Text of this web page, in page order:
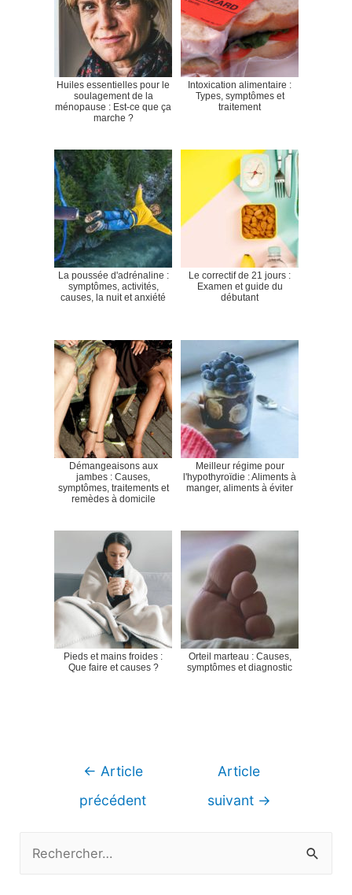
Huiles essentielles pour le
soulagement de la
ménopause : Est-ce que ça
marche ?
Intoxication alimentaire :
Types, symptômes et
traitement
La poussée d'adrénaline :
symptômes, activités,
causes, la nuit et anxiété
Le correctif de 21 jours :
Examen et guide du
débutant
Démangeaisons aux
jambes : Causes,
symptômes, traitements et
remèdes à domicile
Meilleur régime pour
l'hypothyroïdie : Aliments à
manger, aliments à éviter
Pieds et mains froides :
Que faire et causes ?
Orteil marteau : Causes,
symptômes et diagnostic
Navigation
← Article
précédent
Article
suivant →